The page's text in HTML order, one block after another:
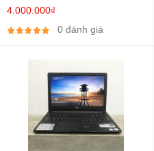
13.3 Inch, HD Graphics
4.000.000₫
0 đánh giá